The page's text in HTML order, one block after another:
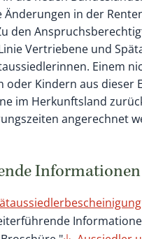
Änderungen in der
den
Vertriebene und
Einem
oder Kindern aus dieser
im Herkunftsland
angerechnet
Informationen